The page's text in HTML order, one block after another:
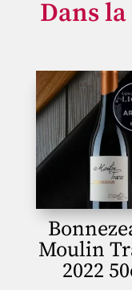
2025
Dans
Moulin
2022